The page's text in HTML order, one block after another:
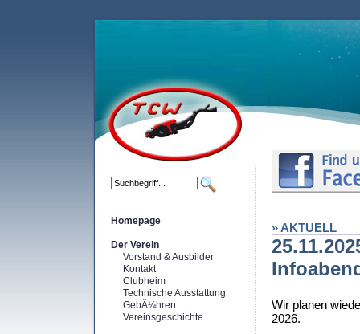
Homepage
Der Verein
Vorstand & Ausbilder
Kontakt
Clubheim
Technische Ausstattung
GebÃ¼hren
Vereinsgeschichte
» AKTUELL
Wir planen
2026.